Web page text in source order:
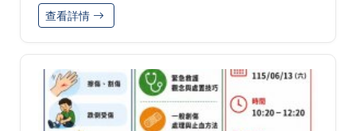
查看詳情